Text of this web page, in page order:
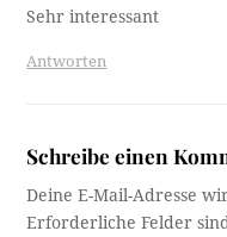
Sehr interessant
Antworten
Schreibe einen
Deine E-Mail-Adresse
Erforderliche Felder